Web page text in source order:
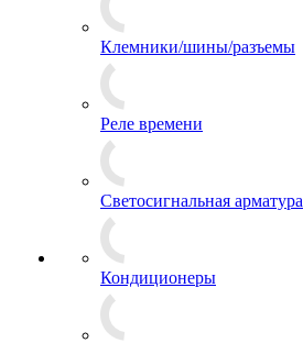
Клемники/шины/разъемы
Реле времени
Светосигнальная арматура
Кондиционеры